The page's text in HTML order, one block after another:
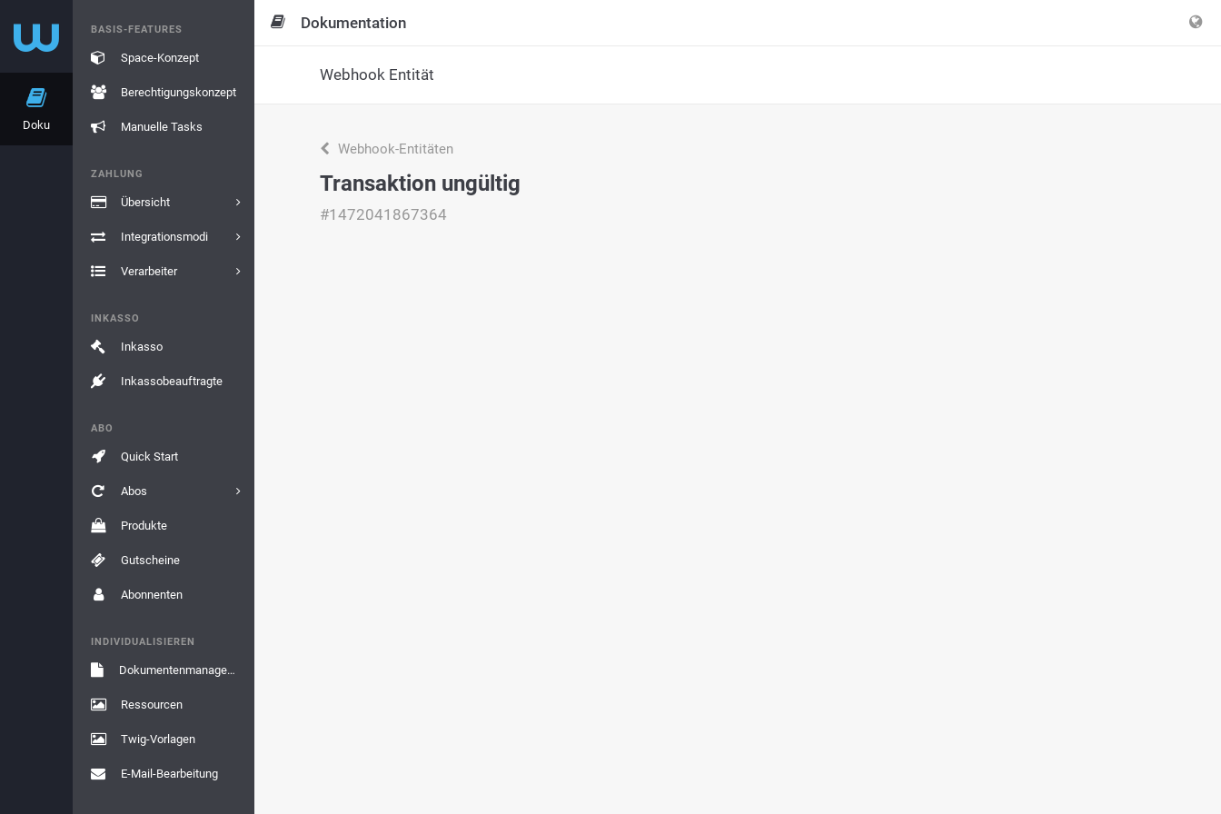
Doku
BASIS-FEATURES
Space-Konzept
Berechtigungskonzept
Manuelle Tasks
ZAHLUNG
Übersicht
Integrationsmodi
Verarbeiter
INKASSO
Inkasso
Inkassobeauftragte
ABO
Quick Start
Abos
Produkte
Gutscheine
Abonnenten
INDIVIDUALISIEREN
Dokumentenmanagement
Ressourcen
Twig-Vorlagen
E-Mail-Bearbeitung
Dokumentation
Webhook Entität
Webhook-Entitäten
Transaktion ungültig
#1472041867364